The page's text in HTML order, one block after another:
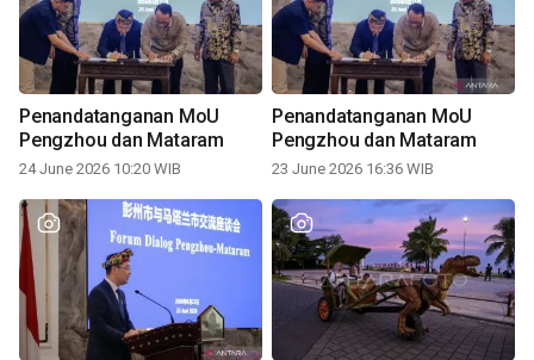
Penandatanganan MoU
Pengzhou dan Mataram
24 June 2026 10:20 WIB
Penandatanganan MoU
Pengzhou dan Mataram
23 June 2026 16:36 WIB